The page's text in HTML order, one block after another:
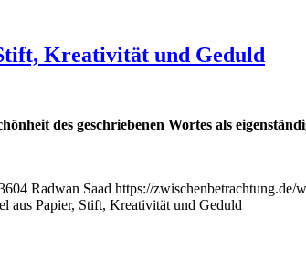
Kreativität und Geduld
des geschriebenen Wortes als
Radwan Saad https://
aus Papier, Stift, Kreativität und Geduld